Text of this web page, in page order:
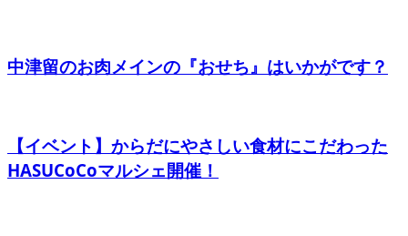
中津留のお肉メインの『おせち』はいかがです？
【イベント】からだにやさしい食材にこだわった
HASUCoCoマルシェ開催！